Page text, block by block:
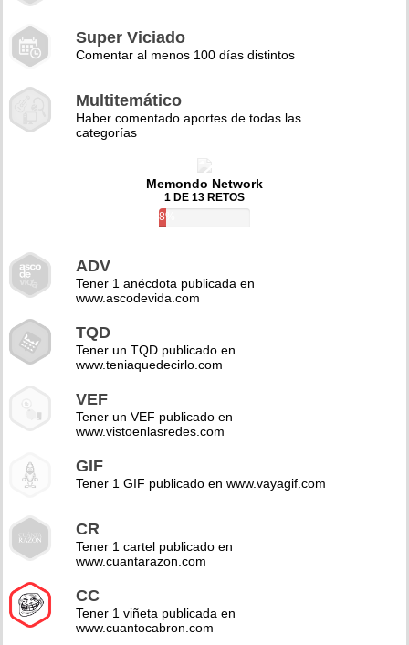
Super Viciado
Comentar al menos 100 días distintos
Multitemático
Haber comentado aportes de todas las
categorías
Memondo Network
1 DE 13 RETOS
8%
ADV
Tener 1 anécdota publicada en
www.ascodevida.com
TQD
Tener un TQD publicado en
www.teniaquedecirlo.com
VEF
Tener un VEF publicado en
www.vistoenlasredes.com
GIF
Tener 1 GIF publicado en www.vayagif.com
CR
Tener 1 cartel publicado en
www.cuantarazon.com
CC
Tener 1 viñeta publicada en
www.cuantocabron.com